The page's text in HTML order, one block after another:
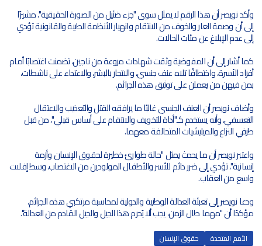
وأكد نويصر أن هذا الرقم لا يمثل سوى "جزء ضئيل من الصورة الحقيقية"، مشيرًا
إلى أن وصمة العار والخوف من الانتقام وانهيار الأنظمة الطبية والقانونية تؤدي
إلى عدم الإبلاغ عن مئات الحالات.
كما أشار إلى أن المفوضية وثقت شهادات مروعة من ناجين، تضمنت اغتصابًا أمام
أفراد الأسرة، واختطافًا تلاه عنف جنسي، والاتجار بالبشر، والاعتداء على ناشطات،
بمن فيهن من يعملن على توثيق هذه الجرائم.
وأضاف نويصر أن العنف الجنسي غالبًا ما يرافقه القتل والتعذيب والاعتقال
التعسفي، وأنه يستخدم كـ"أداة للتخويف والانتقام على أساس قبلي"، من قبل
طرفي النزاع والميليشيات المتحالفة معهما.
واعتبر نويصر أن ما يحدث يمثل "حالة طوارئ خطيرة لحقوق الإنسان وأزمة
إنسانية"، تؤدي إلى ضرر دائم للأسر والأطفال المولودين من الاغتصاب، وسط إفلات
واسع من العقاب.
ودعا نويصر إلى تعبئة العدالة الوطنية والدولية لمحاسبة مرتكبي هذه الجرائم،
مؤكدًا أن "مهما طال الزمن، يجب ألا يُحرم هذا الجيل والجيل القادم من العدالة".
الأمم المتحدة حقوق الإنسان